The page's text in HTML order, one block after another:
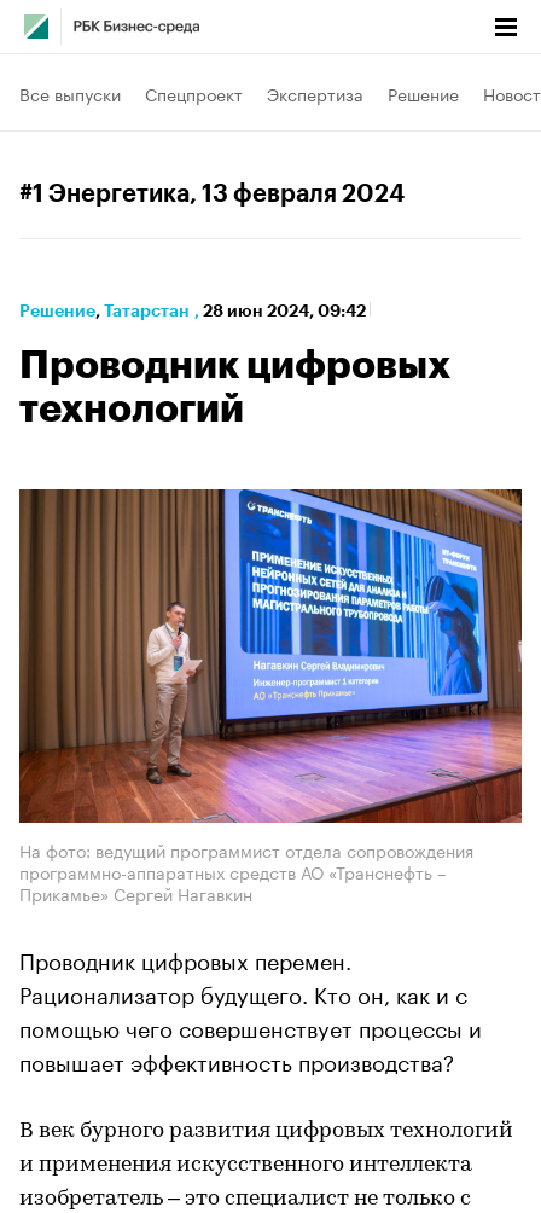
Все выпуски Спецпроект Экспертиза Решение
#1 Энергетика, 13 февраля 2024
Решение⁠, Татарстан , 28 июн 2024, 09:42
Проводник цифровых
технологий
На фото: ведущий программист отдела сопровождения
программно-аппаратных средств АО «Транснефть –
Прикамье» Сергей Нагавкин
Проводник цифровых перемен.
Рационализатор будущего. Кто он, как и с
помощью чего совершенствует процессы и
повышает эффективность производства?
В век бурного развития цифровых технологий
и применения искусственного интеллекта
изобретатель – это специалист не только с